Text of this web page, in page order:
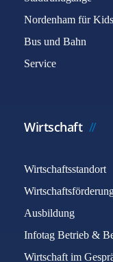
Nordenham für
Bus und Bahn
Service
Wirtschaft
Wirtschaftsstandort
Ausbildung
Infotag Betrieb &
Wirtschaft im